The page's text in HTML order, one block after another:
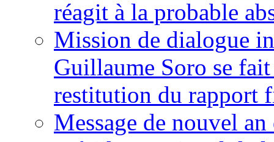
réagit à la probable
Mission de dialogue
Guillaume Soro se
restitution du rapport
Message de nouvel